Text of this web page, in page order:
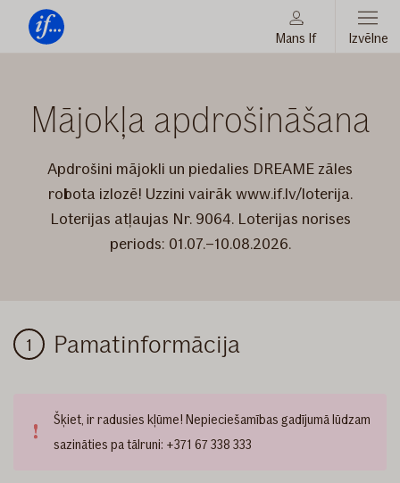
Vienmēr
Mans If Izvēlne
Mājokļa apdrošināšana
Apdrošini mājokli un piedalies DREAME zāles
robota izlozē! Uzzini vairāk www.if.lv/loterija.
Loterijas atļaujas Nr. 9064. Loterijas norises
periods: 01.07.–10.08.2026.
Mājoklim
Pamatinformācija
Šķiet, ir radusies kļūme! Nepieciešamības gadījumā lūdzam
sazināties pa tālruni: +371 67 338 333